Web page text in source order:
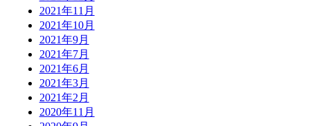
2021年11月
2021年10月
2021年9月
2021年7月
2021年6月
2021年3月
2021年2月
2020年11月